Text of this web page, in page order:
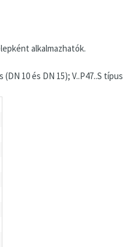
alkalmazhatók.
10 és DN 15); V..P47..S típus